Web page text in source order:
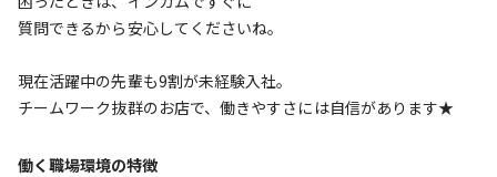
質問できるから安心してくださいね。
現在活躍中の先輩も9割が未経験入社。
チームワーク抜群のお店で、働きやすさには自信があります★
働く職場環境の特徴